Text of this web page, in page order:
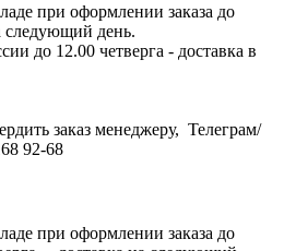
при оформлении заказа до
следующий день.
до 12.00 четверга - доставка в
заказ менеджеру, Телеграм/
92-68
при оформлении заказа до